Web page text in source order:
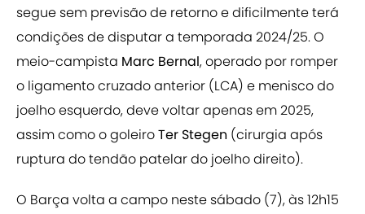
segue sem previsão de retorno e dificilmente terá
condições de disputar a temporada 2024/25. O
meio-campista Marc Bernal, operado por romper
o ligamento cruzado anterior (LCA) e menisco do
joelho esquerdo, deve voltar apenas em 2025,
assim como o goleiroTer Stegen (cirurgia após
ruptura do tendão patelar do joelho direito).
O Barça volta a campo neste sábado (7), às 12h15